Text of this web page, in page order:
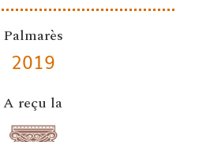
Palmarès
2019
A reçu la